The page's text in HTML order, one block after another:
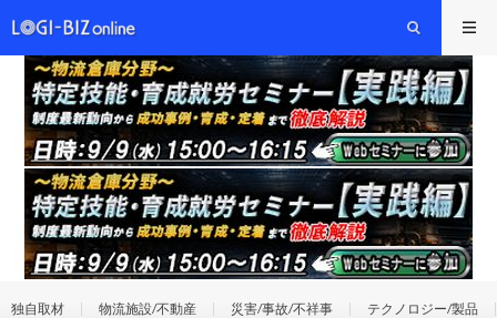
独自取材 物流施設/不動産 災害/事故/不祥事 テクノロジー/製品